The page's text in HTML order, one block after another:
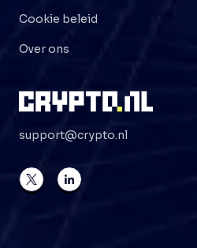
Cookie beleid
Over ons
support@crypto.nl